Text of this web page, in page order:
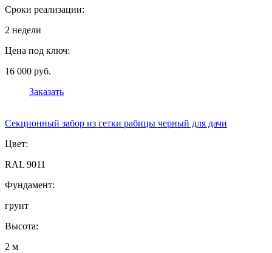
Сроки реализации:
2 недели
Цена под ключ:
16 000 руб.
Заказать
Секционный забор из сетки рабицы черный для дачи
Цвет:
RAL 9011
Фундамент:
грунт
Высота:
2 м